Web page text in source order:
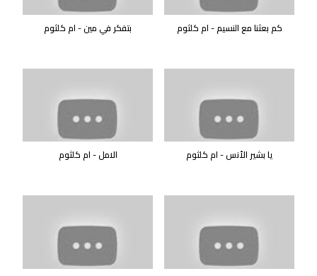
كم بعثنا مع النسيم - ام كلثوم بتفكر في مين - ام كلثوم
يا بشير الأنس - ام كلثوم الامل - ام كلثوم